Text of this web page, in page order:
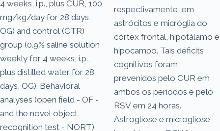
4 weeks, i.p., plus CUR, 100
mg/kg/day for 28 days,
OG) and control (CTR)
group (0.9% saline solution
weekly for 4 weeks, i.p.,
plus distilled water for 28
days, OG). Behavioral
analyses (open field - OF -
and the novel object
recognition test - NORT)
respectivamente, em
astrócitos e micróglia do
córtex frontal, hipotálamo e
hipocampo. Tais déficits
cognitivos foram
prevenidos pelo CUR em
ambos os períodos e pelo
RSV em 24 horas.
Astrogliose e microgliose